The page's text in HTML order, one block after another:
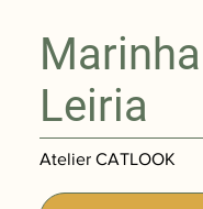
Atelier CATLOOK
Leiria